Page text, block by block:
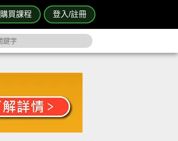
購買課程 登入/註冊